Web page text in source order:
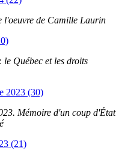
l'oeuvre de Camille Laurin
le Québec et les droits
2023 (30)
Mémoire d'un coup d'État
(21)